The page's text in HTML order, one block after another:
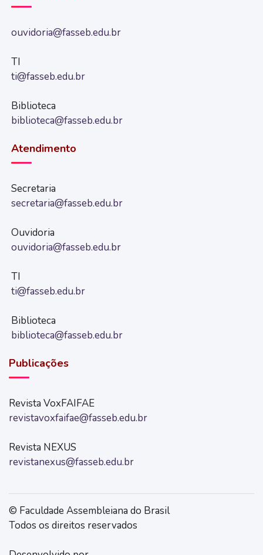
ouvidoria@fasseb.edu.br
TI
ti@fasseb.edu.br
Biblioteca
biblioteca@fasseb.edu.br
Atendimento
Secretaria
secretaria@fasseb.edu.br
Ouvidoria
ouvidoria@fasseb.edu.br
TI
ti@fasseb.edu.br
Biblioteca
biblioteca@fasseb.edu.br
Publicações
Revista VoxFAIFAE
revistavoxfaifae@fasseb.edu.br
Revista NEXUS
revistanexus@fasseb.edu.br
© Faculdade Assembleiana do Brasil
Todos os direitos reservados